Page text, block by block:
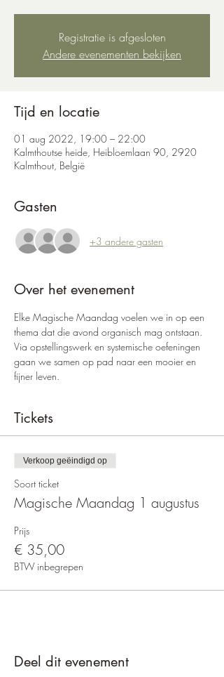
Registratie is afgesloten
Andere evenementen bekijken
Tijd en locatie
01 aug 2022, 19:00 – 22:00
Kalmthoutse heide, Heibloemlaan 90, 2920
Kalmthout, België
Gasten
+3 andere gasten
Over het evenement
Elke Magische Maandag voelen we in op een
thema dat die avond organisch mag ontstaan.
Via opstellingswerk en systemische oefeningen
gaan we samen op pad naar een mooier en
fijner leven.
Tickets
Verkoop geëindigd op
Soort ticket
Magische Maandag 1 augustus
Prijs
€ 35,00
BTW inbegrepen
Deel dit evenement